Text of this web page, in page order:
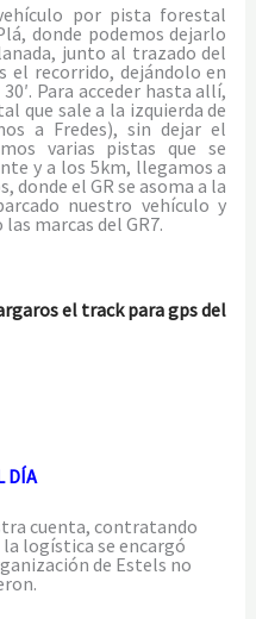
por pista forestal
donde podemos dejarlo
junto al trazado del
el recorrido, dejándolo en
Para acceder hasta allí,
que sale a la izquierda de
a Fredes), sin dejar el
varias pistas que se
y a los 5km, llegamos a
donde el GR se asoma a la
nuestro vehículo y
marcas del GR7.
el track para gps del
DÍA
cuenta, contratando
logística se encargó
de Estels no